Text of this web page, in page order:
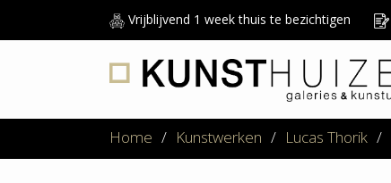
Vrijblijvend 1 week thuis te bezichtigen
Home / Kunstwerken / Lucas Thorik /